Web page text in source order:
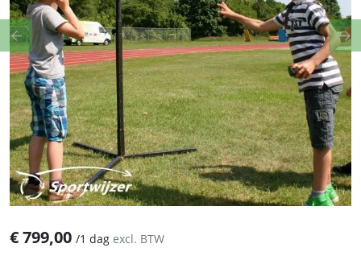
€799,00 /1 dag excl. BTW
Previous